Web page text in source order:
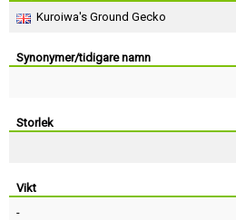
Kuroiwa's Ground Gecko
Synonymer/tidigare namn
Storlek
Vikt
-